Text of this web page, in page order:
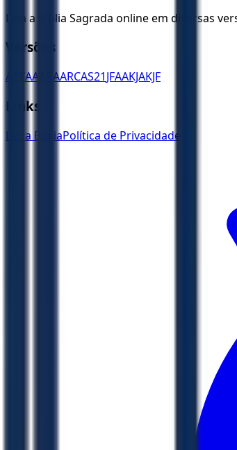
Leia a Bíblia Sagrada online em diversas
Versões
ACFAA ARAARCAS21JFAAKJAKJF
Links
Ler a BíbliaPolítica de Privacidade